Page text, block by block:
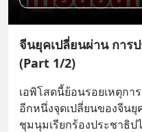
จีนยุคเปลี่ยนผ่าน การ
(Part 1/2)
เอพิโสดนี้ย้อนรอยเหตุก
อีกหนึ่งจุดเปลี่ยนของจีน
ชุมนุมเรียกร้องประชาธิป